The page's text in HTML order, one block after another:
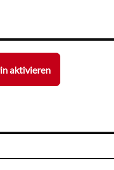
aktivieren